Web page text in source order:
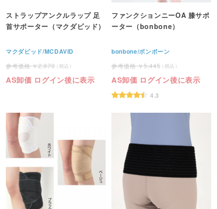
ストラップアンクルラップ 足
首サポーター（マクダビッド）
マクダビッド/MCDAVID
2,970
AS卸価 ログイン後に表示
ファンクションニーOA 膝サポ
ーター（bonbone）
bonbone/ボンボーン
5,445
AS卸価 ログイン後に表示
4.3